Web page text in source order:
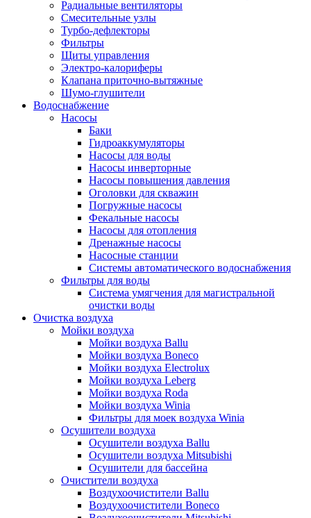
Радиальные вентиляторы
Смесительные узлы
Турбо-дефлекторы
Фильтры
Щиты управления
Электро-калориферы
Клапана приточно-вытяжные
Шумо-глушители
Водоснабжение
Насосы
Баки
Гидроаккумуляторы
Насосы для воды
Насосы инверторные
Насосы повышения давления
Оголовки для скважин
Погружные насосы
Фекальные насосы
Насосы для отопления
Дренажные насосы
Насосные станции
Системы автоматического водоснабжения
Фильтры для воды
Система умягчения для магистральной
очистки воды
Очистка воздуха
Мойки воздуха
Мойки воздуха Ballu
Мойки воздуха Boneco
Мойки воздуха Electrolux
Мойки воздуха Leberg
Мойки воздуха Roda
Мойки воздуха Winia
Фильтры для моек воздуха Winia
Осушители воздуха
Осушители воздуха Ballu
Осушители воздуха Mitsubishi
Осушители для бассейна
Очистители воздуха
Воздухоочистители Ballu
Воздухоочистители Boneco